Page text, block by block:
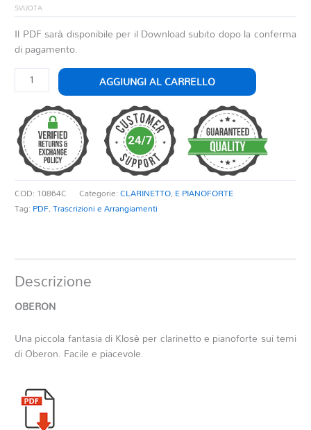
SVUOTA
Il PDF sarà disponibile per il Download subito dopo la conferma
di pagamento.
OBERON
quantità
AGGIUNGI AL CARRELLO
COD: 10864C Categorie:CLARINETTO, E PIANOFORTE
Tag: PDF,Trascrizioni e Arrangiamenti
Descrizione
OBERON
Una piccola fantasia di Klosè per clarinetto e pianoforte sui temi
di Oberon. Facile e piacevole.